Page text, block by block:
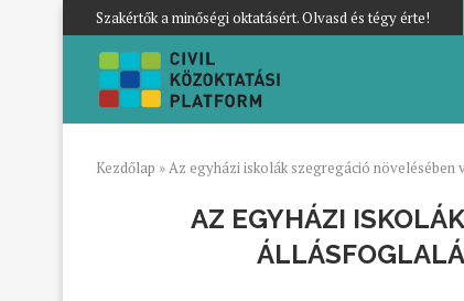
Szakértők a minőségi oktatásért. Olvasd és tégy érte!
Kezdőlap »Az egyházi iskolák szegregáció
AZ EGYHÁZI